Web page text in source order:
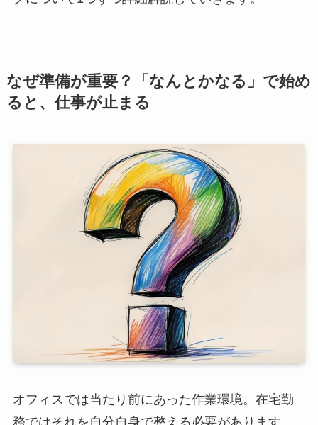
なぜ準備が重要？「なんとかなる」で始め
ると、仕事が止まる
オフィスでは当たり前にあった作業環境。在宅勤